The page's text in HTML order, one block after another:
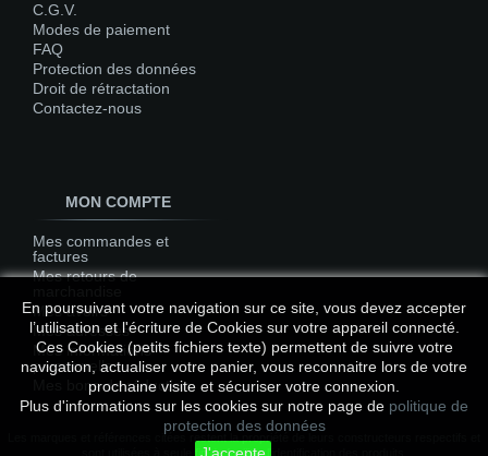
C.G.V.
Modes de paiement
FAQ
Protection des données
Droit de rétractation
Contactez-nous
Les marques et références citées restent la propriété de leurs constructeurs respectifs et
sont utilisées à seule fin de faciliter l'identification des produits.
MON COMPTE
Mes commandes et
factures
Mes retours de
Mes avoirs
Mes adresses
Mes informations
personnelles
Mes bons de réduction
En poursuivant votre navigation sur ce site, vous devez accepter
l’utilisation et l'écriture de Cookies sur votre appareil connecté.
Ces Cookies (petits fichiers texte) permettent de suivre votre
navigation, actualiser votre panier, vous reconnaitre lors de votre
prochaine visite et sécuriser votre connexion.
Plus d'informations sur les cookies sur notre page de politique de
protection des données